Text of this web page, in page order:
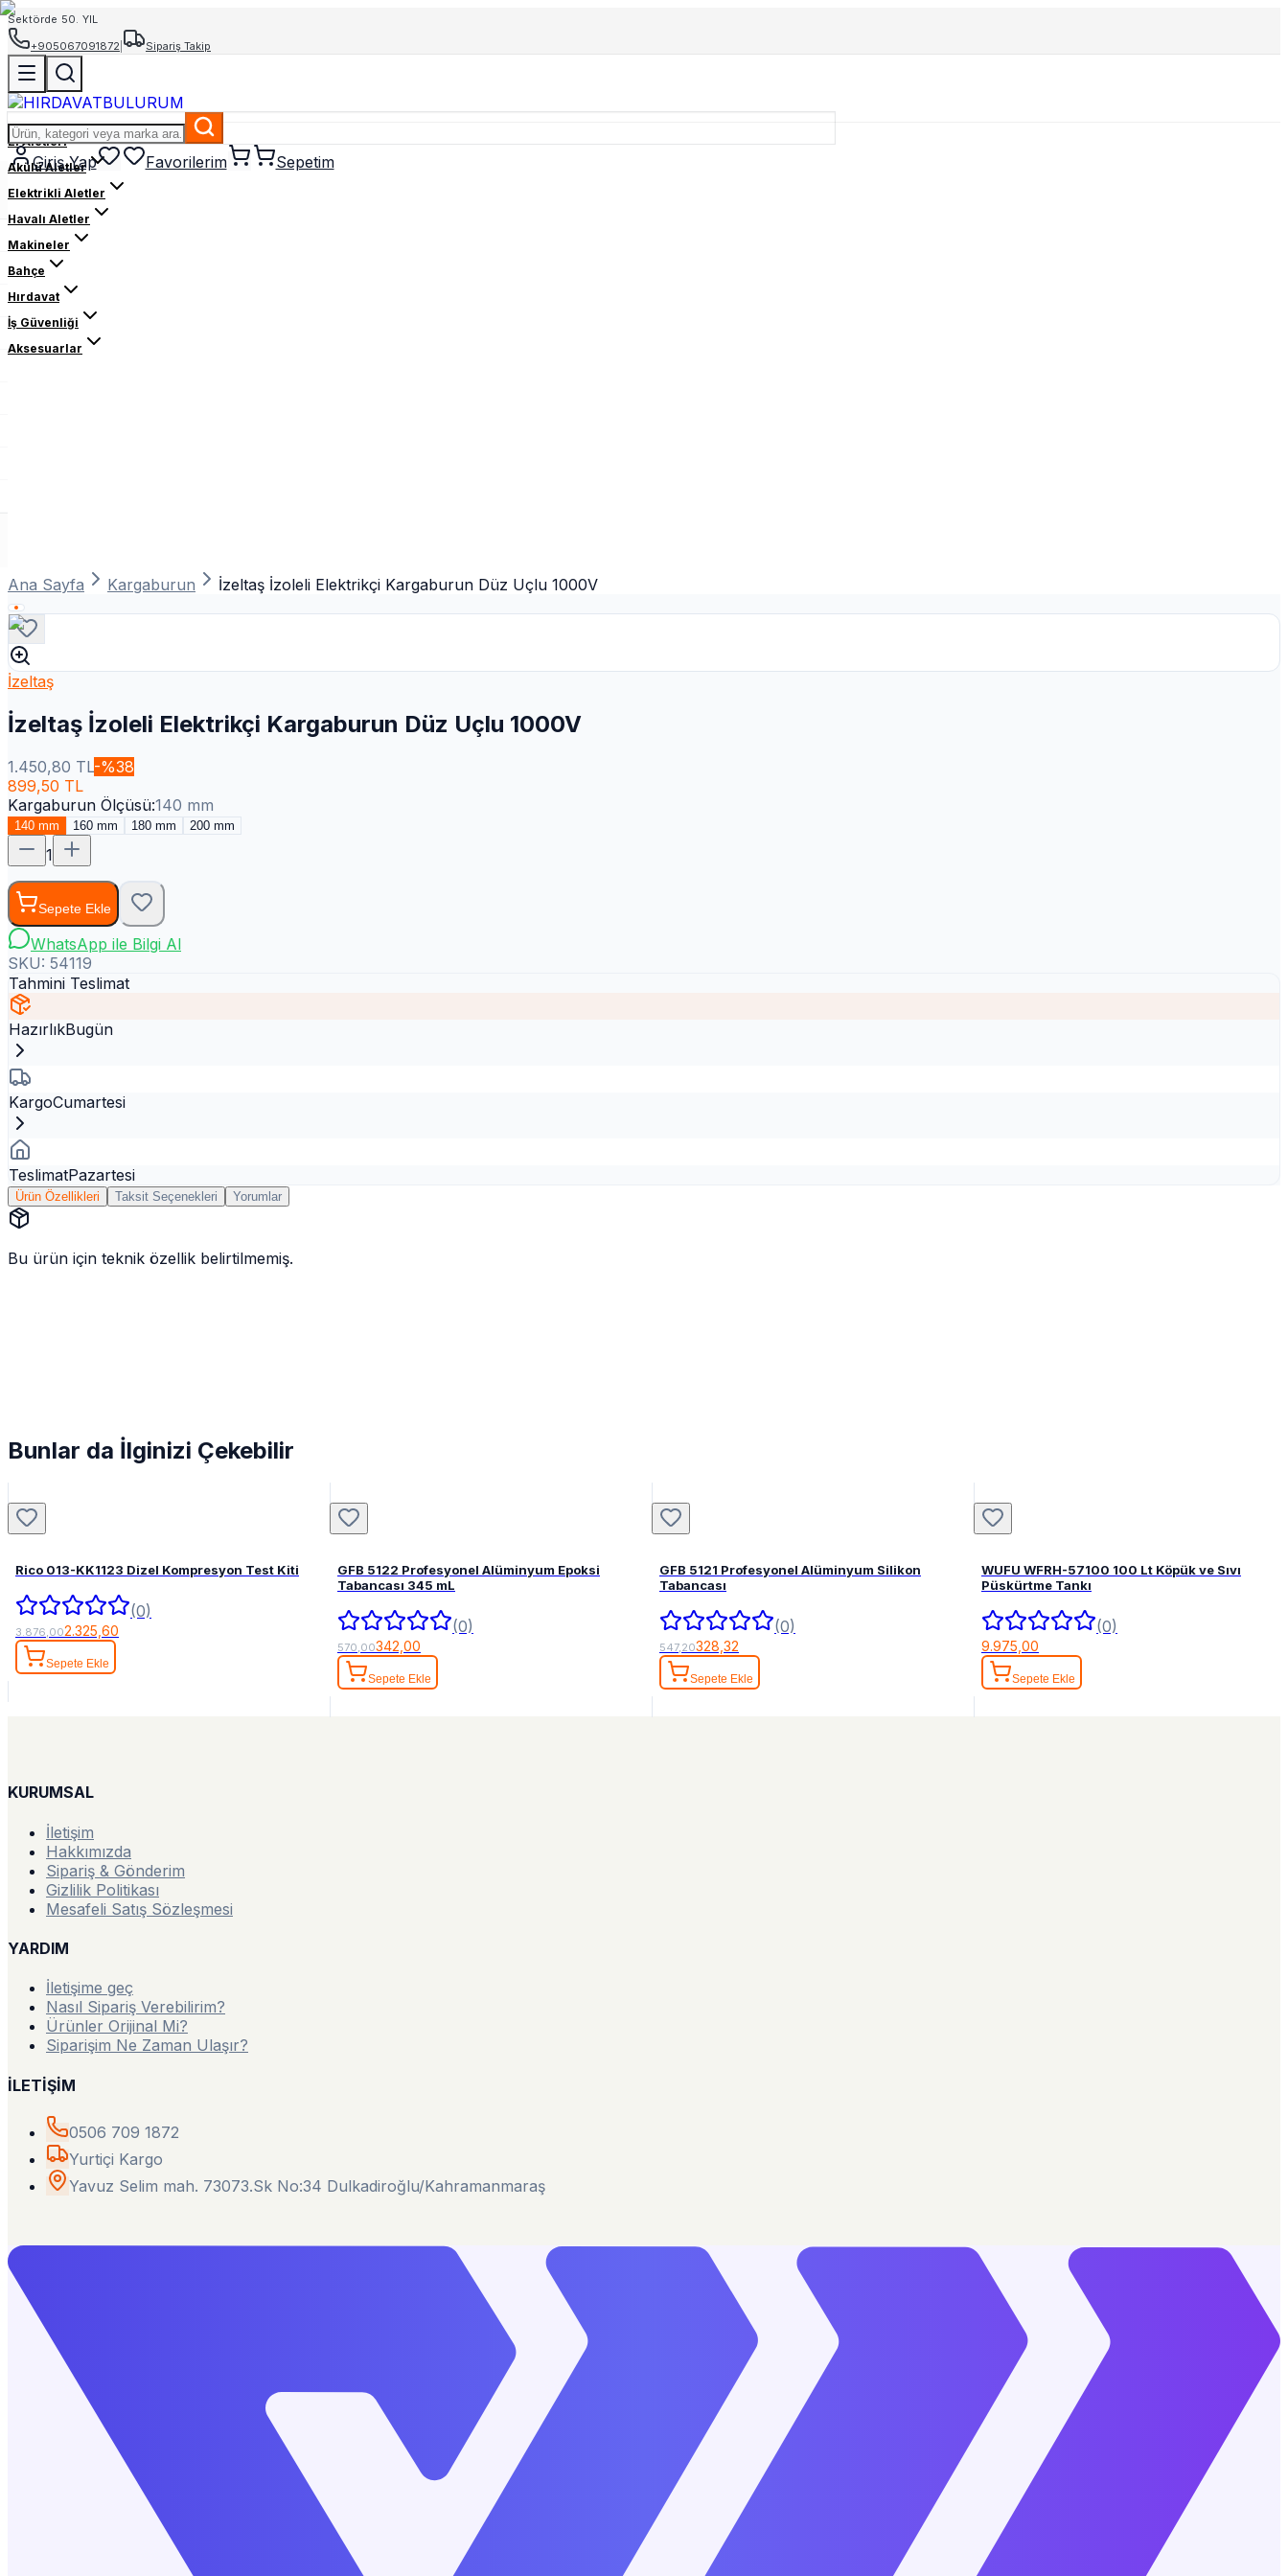
Sektörde 50. YIL
+905067091872
Sipariş Takip
Giriş Yap Favorilerim Sepetim
El Aletleri
Akülü Aletler
Elektrikli Aletler
Havalı Aletler
Makineler
Bahçe
Hırdavat
İş Güvenliği
Aksesuarlar
Ana Sayfa Kargaburun İzeltaş İzoleli Elektrikçi Kargaburun Düz Uçlu 1000V
İzeltaş
İzeltaş İzoleli Elektrikçi Kargaburun Düz Uçlu 1000V
1.450,80 TL-%38
899,50 TL
Kargaburun Ölçüsü:140 mm
140 mm 160 mm 180 mm 200 mm
1
Sepete Ekle
WhatsApp ile Bilgi Al
SKU: 54119
Tahmini Teslimat
HazırlıkBugün
KargoCumartesi
TeslimatPazartesi
Ürün Özellikleri Taksit Seçenekleri Yorumlar
Bu ürün için teknik özellik belirtilmemiş.
Bunlar da İlginizi Çekebilir
Rico 013-KK1123 Dizel Kompresyon Test Kiti
(0)
3.876,002.325,60
Sepete Ekle
GFB 5122 Profesyonel Alüminyum Epoksi
Tabancası 345 mL
(0)
570,00342,00
Sepete Ekle
GFB 5121 Profesyonel Alüminyum Silikon
Tabancası
(0)
547,20328,32
Sepete Ekle
WUFU WFRH-57100 100 Lt Köpük ve Sıvı
Püskürtme Tankı
(0)
9.975,00
Sepete Ekle
KURUMSAL
İletişim
Hakkımızda
Sipariş & Gönderim
Gizlilik Politikası
Mesafeli Satış Sözleşmesi
YARDIM
İletişime geç
Nasıl Sipariş Verebilirim?
Ürünler Orijinal Mi?
Siparişim Ne Zaman Ulaşır?
İLETİŞİM
0506 709 1872
Yurtiçi Kargo
Yavuz Selim mah. 73073.Sk No:34 Dulkadiroğlu/Kahramanmaraş